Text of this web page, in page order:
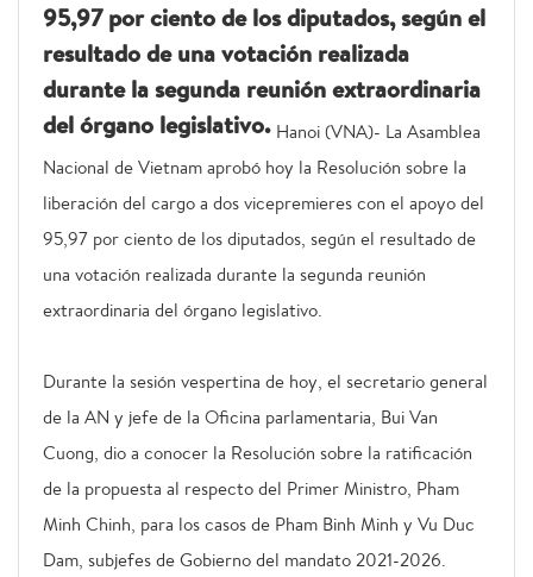
95,97 por ciento de los diputados, según el
resultado de una votación realizada
durante la segunda reunión extraordinaria
del órgano legislativo. Hanoi (VNA)- La Asamblea
Nacional de Vietnam aprobó hoy la Resolución sobre la
liberación del cargo a dos vicepremieres con el apoyo del
95,97 por ciento de los diputados, según el resultado de
una votación realizada durante la segunda reunión
extraordinaria del órgano legislativo.
Durante la sesión vespertina de hoy, el secretario general
de la AN y jefe de la Oficina parlamentaria, Bui Van
Cuong, dio a conocer la Resolución sobre la ratificación
de la propuesta al respecto del Primer Ministro, Pham
Minh Chinh, para los casos de Pham Binh Minh y Vu Duc
Dam, subjefes de Gobierno del mandato 2021-2026.